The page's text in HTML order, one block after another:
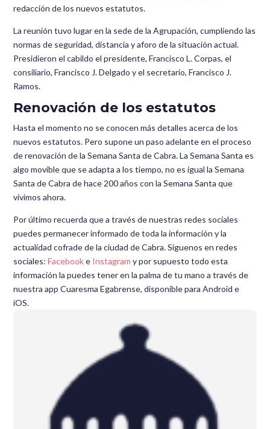
redacción de los nuevos estatutos.
La reunión tuvo lugar en la sede de la Agrupación, cumpliendo las
normas de seguridad, distancia y aforo de la situación actual.
Presidieron el cabildo el presidente, Francisco L. Corpas, el
consiliario, Francisco J. Delgado y el secretario, Francisco J.
Ramos.
Renovación de los estatutos
Hasta el momento no se conocen más detalles acerca de los
nuevos estatutos. Pero supone un paso adelante en el proceso
de renovación de la Semana Santa de Cabra. La Semana Santa es
algo movible que se adapta a los tiempo, no es igual la Semana
Santa de Cabra de hace 200 años con la Semana Santa que
vivimos ahora.
Por último recuerda que a través de nuestras redes sociales
puedes permanecer informado de toda la información y la
actualidad cofrade de la ciudad de Cabra. Síguenos en redes
sociales: Facebooke Instagram y por supuesto todo esta
información la puedes tener en la palma de tu mano a través de
nuestra app Cuaresma Egabrense, disponible para Android e
iOS.